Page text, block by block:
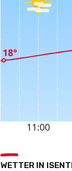
WETTER IN